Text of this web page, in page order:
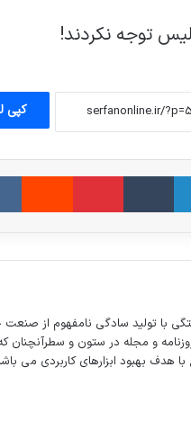
کپی
لینکدین ‫تامبلر ‫پین‌ترست
با تولید سادگی نامفهوم از صنعت
و مجله در ستون و سطرآنچنان
با هدف بهبود ابزارهای کاربردی می